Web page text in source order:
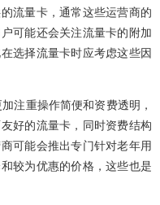
流量卡，通常这些运营商的
可能还会关注流量卡的附加
选择流量卡时应考虑这些因
注重操作简便和资费透明，
好的流量卡，同时资费结构
可能会推出专门针对老年用
较为优惠的价格，这些也是